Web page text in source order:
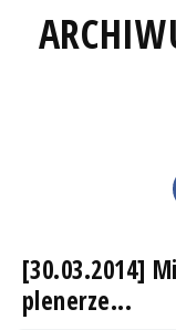
[30.03.2014]
plenerze...